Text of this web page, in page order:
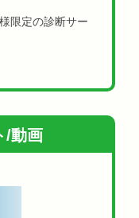
限定の診断サー
/動画